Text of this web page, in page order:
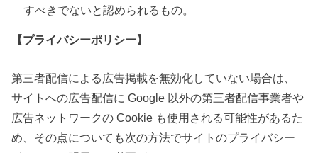
すべきでないと認められるもの。
【プライバシーポリシー】
第三者配信による広告掲載を無効化していない場合は、
サイトへの広告配信に Google 以外の第三者配信事業者や
広告ネットワークの Cookie も使用される可能性があるた
め、その点についても次の方法でサイトのプライバシー